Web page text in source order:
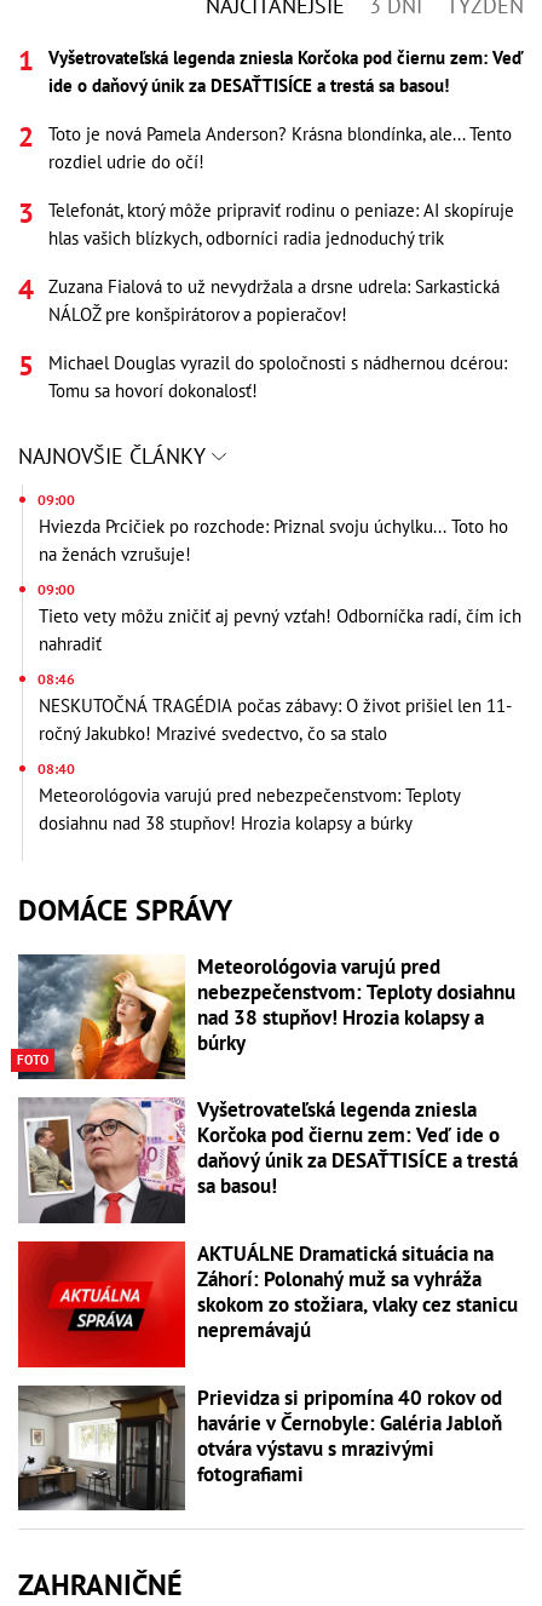
Vyšetrovateľská legenda zniesla Korčoka pod čiernu zem: Veď
ide o daňový únik za DESAŤTISÍCE a trestá sa basou!
Toto je nová Pamela Anderson? Krásna blondínka, ale... Tento
rozdiel udrie do očí!
Telefonát, ktorý môže pripraviť rodinu o peniaze: AI skopíruje
hlas vašich blízkych, odborníci radia jednoduchý trik
Zuzana Fialová to už nevydržala a drsne udrela: Sarkastická
NÁLOŽ pre konšpirátorov a popieračov!
Michael Douglas vyrazil do spoločnosti s nádhernou dcérou:
Tomu sa hovorí dokonalosť!
NAJNOVŠIE ČLÁNKY
09:00
Hviezda Prcičiek po rozchode: Priznal svoju úchylku... Toto ho
na ženách vzrušuje!
09:00
Tieto vety môžu zničiť aj pevný vzťah! Odborníčka radí, čím ich
nahradiť
08:46
NESKUTOČNÁ TRAGÉDIA počas zábavy: O život prišiel len 11-
ročný Jakubko! Mrazivé svedectvo, čo sa stalo
08:40
Meteorológovia varujú pred nebezpečenstvom: Teploty
dosiahnu nad 38 stupňov! Hrozia kolapsy a búrky
DOMÁCE SPRÁVY
FOTO
Meteorológovia varujú pred
nebezpečenstvom: Teploty dosiahnu
nad 38 stupňov! Hrozia kolapsy a
búrky
Vyšetrovateľská legenda zniesla
Korčoka pod čiernu zem: Veď ide o
daňový únik za DESAŤTISÍCE a trestá
sa basou!
AKTUÁLNE Dramatická situácia na
Záhorí: Polonahý muž sa vyhráža
skokom zo stožiara, vlaky cez stanicu
nepremávajú
Prievidza si pripomína 40 rokov od
havárie v Černobyle: Galéria Jabloň
otvára výstavu s mrazivými
fotografiami
ZAHRANIČNÉ